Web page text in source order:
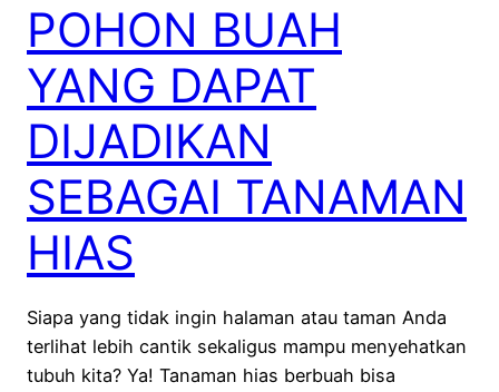
POHON BUAH
YANG DAPAT
DIJADIKAN
SEBAGAI TANAMAN
HIAS
Siapa yang tidak ingin halaman atau taman Anda
terlihat lebih cantik sekaligus mampu menyehatkan
tubuh kita? Ya! Tanaman hias berbuah bisa